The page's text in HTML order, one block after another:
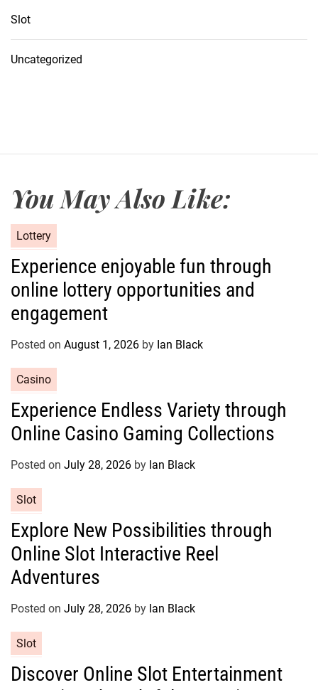
Slot
Uncategorized
You May Also Like:
a
e
o
r
s
Lottery
Experience enjoyable fun through
online lottery opportunities and
engagement
Posted on August 1, 2026 by Ian Black
a
e
o
e
s
Casino
Experience Endless Variety through
Online Casino Gaming Collections
Posted on July 28, 2026 by Ian Black
a
e
g
o
r
s
Slot
Explore New Possibilities through
Online Slot Interactive Reel
Adventures
Posted on July 28, 2026 by Ian Black
a
Slot
Discover Online Slot Entertainment